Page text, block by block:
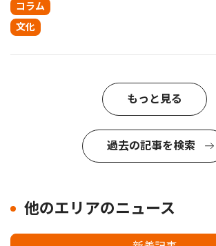
コラム
文化
もっと見る
過去の記事を検索
他のエリアのニュース